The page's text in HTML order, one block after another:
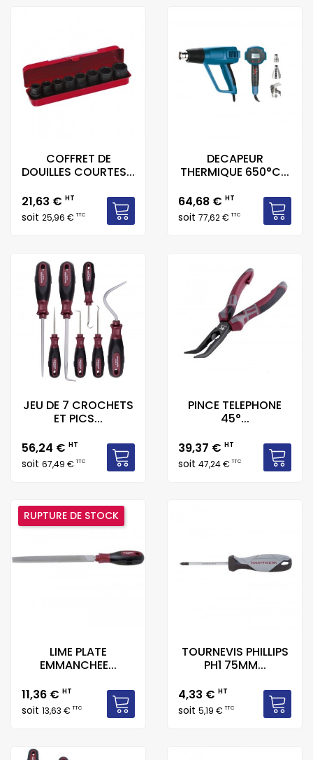
COFFRET DE
DOUILLES COURTES...
Prix
21,63 € HT
soit 25,96 €TTC
DECAPEUR
THERMIQUE 650°C...
Prix
64,68 € HT
soit 77,62 €TTC
JEU DE 7 CROCHETS
ET PICS...
Prix
56,24 € HT
soit 67,49 €TTC
PINCE TELEPHONE
45°...
Prix
39,37 € HT
soit 47,24 €TTC
LIME PLATE
EMMANCHEE...
Prix
11,36 € HT
soit 13,63 €TTC
RUPTURE DE STOCK
TOURNEVIS PHILLIPS
PH1 75MM...
Prix
4,33 € HT
soit 5,19 €TTC